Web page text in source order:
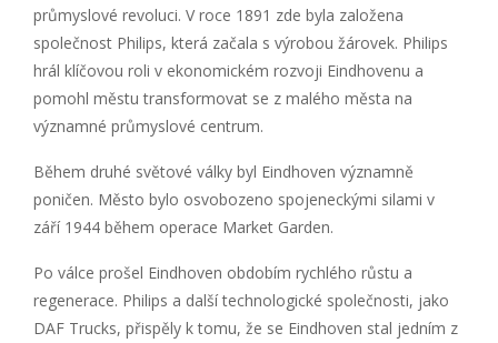
průmyslové revoluci. V roce 1891 zde byla založena
společnost Philips, která začala s výrobou žárovek. Philips
hrál klíčovou roli v ekonomickém rozvoji Eindhovenu a
pomohl městu transformovat se z malého města na
významné průmyslové centrum.
Během druhé světové války byl Eindhoven významně
poničen. Město bylo osvobozeno spojeneckými silami v
září 1944 během operace Market Garden.
Po válce prošel Eindhoven obdobím rychlého růstu a
regenerace. Philips a další technologické společnosti, jako
DAF Trucks, přispěly k tomu, že se Eindhoven stal jedním z